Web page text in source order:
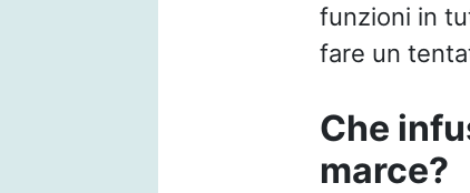
funzioni in
fare un
Che
marce?